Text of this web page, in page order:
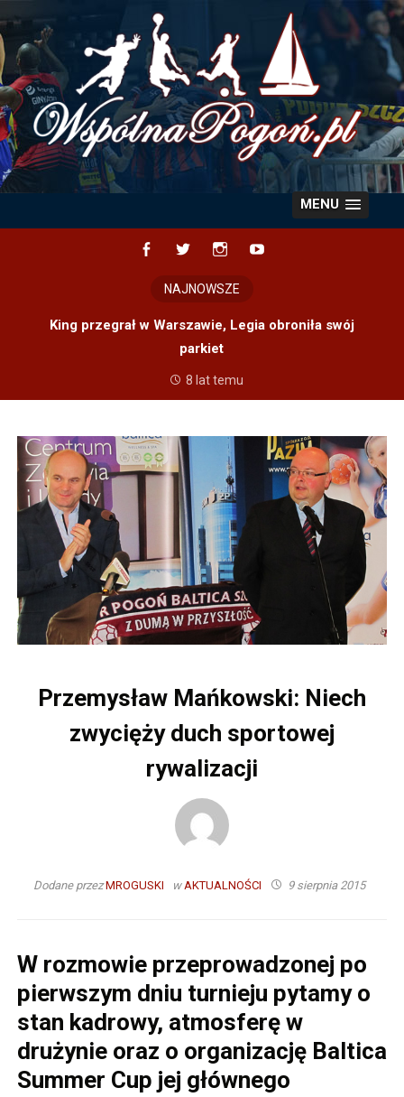
content
MENU
NAJNOWSZE
King przegrał w Warszawie, Legia obroniła swój
parkiet
8 lat temu
Przemysław Mańkowski: Niech
zwycięży duch sportowej
rywalizacji
Dodane przezMROGUSKI w AKTUALNOŚCI 9 sierpnia 2015
W rozmowie przeprowadzonej po
pierwszym dniu turnieju pytamy o
stan kadrowy, atmosferę w
drużynie oraz o organizację Baltica
Summer Cup jej głównego